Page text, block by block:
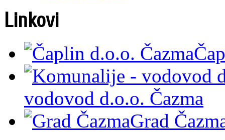
Linkovi
vodovod d.o.o. Čazma
Grad